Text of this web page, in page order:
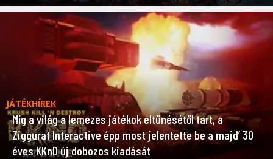
JÁTÉKHÍREK
Míg a világ a lemezes játékok eltűnésétől tart, a
Ziggurat Interactive épp most jelentette be a majd’ 30
éves KKnD új dobozos kiadását